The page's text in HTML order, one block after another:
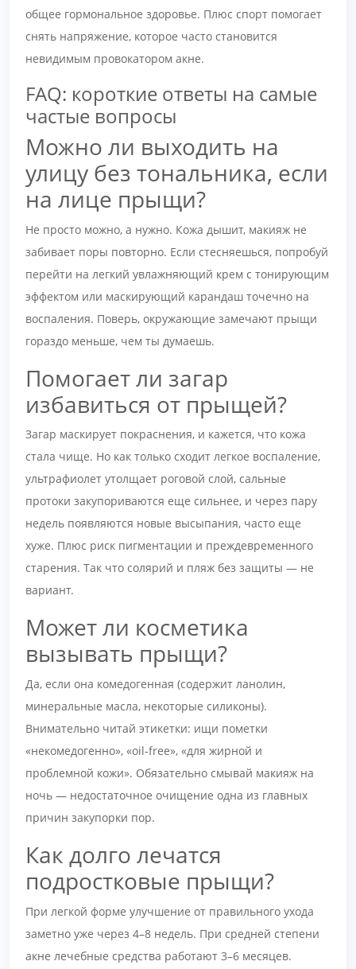
общее гормональное здоровье. Плюс спорт помогает
снять напряжение, которое часто становится
невидимым провокатором акне.
FAQ: короткие ответы на самые
частые вопросы
Можно ли выходить на
улицу без тональника, если
на лице прыщи?
Не просто можно, а нужно. Кожа дышит, макияж не
забивает поры повторно. Если стесняешься, попробуй
перейти на легкий увлажняющий крем с тонирующим
эффектом или маскирующий карандаш точечно на
воспаления. Поверь, окружающие замечают прыщи
гораздо меньше, чем ты думаешь.
Помогает ли загар
избавиться от прыщей?
Загар маскирует покраснения, и кажется, что кожа
стала чище. Но как только сходит легкое воспаление,
ультрафиолет утолщает роговой слой, сальные
протоки закупориваются еще сильнее, и через пару
недель появляются новые высыпания, часто еще
хуже. Плюс риск пигментации и преждевременного
старения. Так что солярий и пляж без защиты — не
вариант.
Может ли косметика
вызывать прыщи?
Да, если она комедогенная (содержит ланолин,
минеральные масла, некоторые силиконы).
Внимательно читай этикетки: ищи пометки
«некомедогенно», «oil-free», «для жирной и
проблемной кожи». Обязательно смывай макияж на
ночь — недостаточное очищение одна из главных
причин закупорки пор.
Как долго лечатся
подростковые прыщи?
При легкой форме улучшение от правильного ухода
заметно уже через 4–8 недель. При средней степени
акне лечебные средства работают 3–6 месяцев.